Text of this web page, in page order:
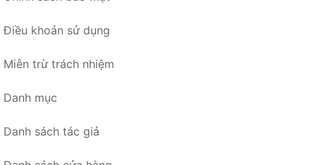
Điều khoản sử dụng
Miễn trừ trách nhiệm
Danh mục
Danh sách tác giả